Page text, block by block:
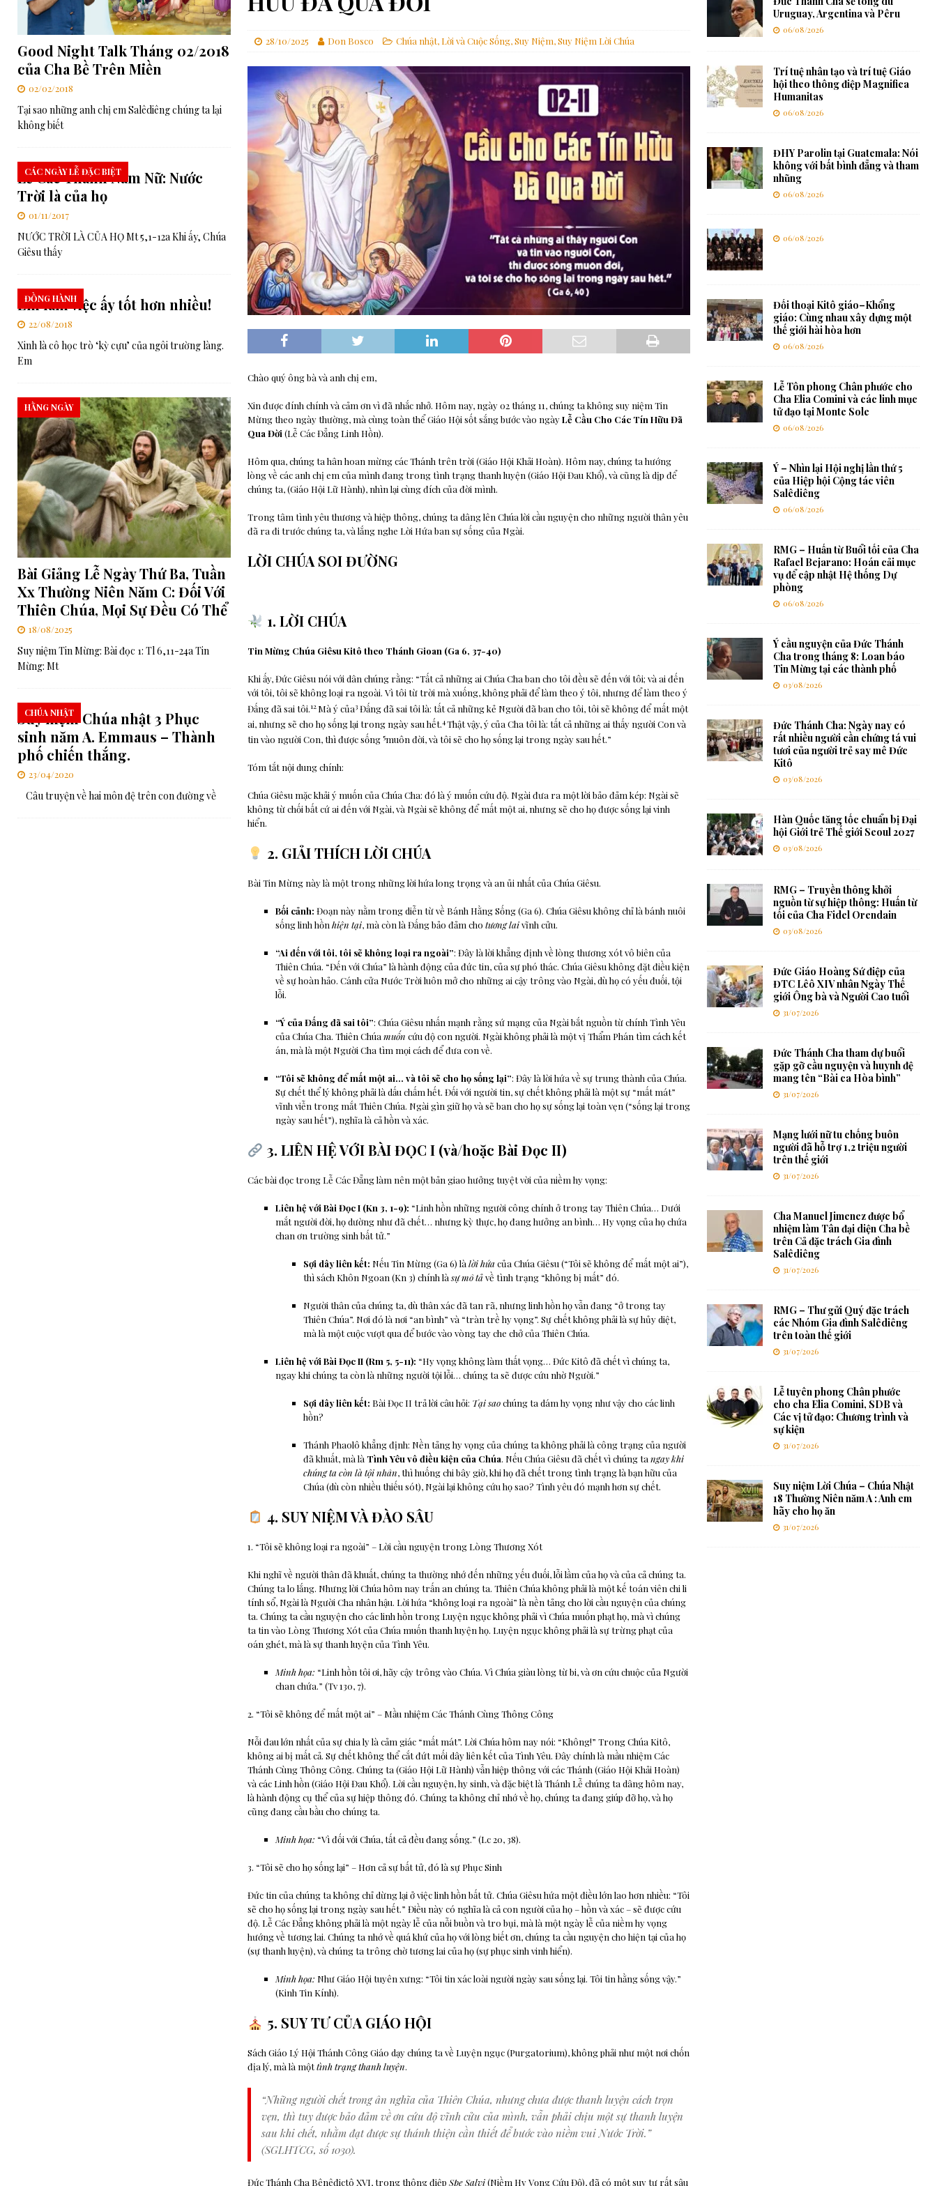
[ 06/08/2026 ] RMG – Huấn từ Buổi tối của Cha Rafael Bejarano: Hoán cải mục vụ để cập nhật Hệ thống Dự phòng
Ý cầu nguyện của Đức Thánh Cha trong tháng 8: Loan báo Tin Mừng tại các thành phố GIÁO HỘI
[ 06/08/2026 ] Đức Thánh Cha: Truyền thông phải phục vụ công ích của gia đình nhân loại ĐỨC GIÁO HOÀNG
28/10/2025 Don Bosco Chúa nhật, Lời và Cuộc Sống,Suy Niệm,Suy Niệm Lời Chúa
Chào quý ông bà và anh chị em,
Xin được đính chính và cảm ơn vì đã nhắc nhở. Hôm nay, ngày 02 tháng 11, chúng ta không suy niệm Tin
Mừng theo ngày thường, mà cùng toàn thể Giáo Hội sốt sắng bước vào ngàyLễ Cầu Cho Các Tín Hữu Đã
Qua Đời (Lễ Các Đẳng Linh Hồn).
Hôm qua, chúng ta hân hoan mừng các Thánh trên trời (Giáo Hội Khải Hoàn). Hôm nay, chúng ta hướng
lòng về các anh chị em của mình đang trong tình trạng thanh luyện (Giáo Hội Đau Khổ), và cũng là dịp để
chúng ta, (Giáo Hội Lữ Hành), nhìn lại cùng đích của đời mình.
Trong tâm tình yêu thương và hiệp thông, chúng ta dâng lên Chúa lời cầu nguyện cho những người thân yêu
đã ra đi trước chúng ta, và lắng nghe Lời Hứa ban sự sống của Ngài.
LỜI CHÚA SOI ĐƯỜNG
1. LỜI CHÚA
Tin Mừng Chúa Giêsu Kitô theo Thánh Gioan (Ga 6, 37-40)
Khi ấy, Đức Giêsu nói với dân chúng rằng: “Tất cả những ai Chúa Cha ban cho tôi đều sẽ đến với tôi; và ai đến
với tôi, tôi sẽ không loại ra ngoài. Vì tôi từtrời mà xuống, không phải để làm theo ý tôi, nhưng để làm theo ý
Đấng đã sai tôi.12 Mà ý của3Đấng đã sai tôi là: tất cả những kẻ Người đã ban cho tôi, tôi sẽ không để mất một
ai, nhưng sẽ cho họ sống lại trong ngày sau hết.4 Thật vậy, ý của Cha tôi là: tất cả những ai thấy người Con và
tin vào người Con, thì được sống 5muôn đời, và tôi sẽ cho họ sống lại trong ngày sau hết.”
Tóm tắt nội dung chính:
Chúa Giêsu mặc khải ý muốn của Chúa Cha: đó là ý muốn cứu độ. Ngài đưa ra một lời bảo đảm kép: Ngài sẽ
không từ chối bất cứ ai đến với Ngài, và Ngài sẽ không để mất một ai, nhưng sẽ cho họ được sống lại vinh
hiển.
2. GIẢI THÍCH LỜI CHÚA
Bài Tin Mừng này là một trong những lời hứa long trọng và an ủi nhất của Chúa Giêsu.
Bối cảnh: Đoạn này nằm trong diễn từ về Bánh Hằng Sống (Ga 6). Chúa Giêsu không chỉ là bánh nuôi
sống linh hồn hiện tại, mà còn là Đấng bảo đảm cho tương laivĩnh cửu.
“Ai đến với tôi, tôi sẽ không loại ra ngoài”: Đây là lời khẳng định về lòng thương xót vô biên của
Thiên Chúa. “Đến với Chúa” là hành động của đức tin, của sự phó thác. Chúa Giêsu không đặt điều kiện
về sự hoàn hảo. Cánh cửa Nước Trời luôn mở cho những ai cậy trông vào Ngài, dù họ có yếu đuối, tội
lỗi.
“Ý của Đấng đã sai tôi”: Chúa Giêsu nhấn mạnh rằng sứ mạng của Ngài bắt nguồn từ chính Tình Yêu
của Chúa Cha. Thiên Chúa muốn cứu độ con người. Ngài không phải là một vị Thẩm Phán tìm cách kết
án, mà là một Người Cha tìm mọi cách để đưa con về.
“Tôi sẽ không để mất một ai… và tôi sẽ cho họ sống lại”: Đây là lời hứa về sự trung thành của Chúa.
Sự chết thể lý không phải là dấu chấm hết. Đối với người tin, sự chết không phải là một sự “mất mát”
vĩnh viễn trong mắt Thiên Chúa. Ngài gìn giữ họ và sẽ ban cho họ sự sống lại toàn vẹn (“sống lại trong
ngày sau hết”), nghĩa là cả hồn và xác.
3. LIÊN HỆ VỚI BÀI ĐỌC I (và/hoặc Bài Đọc II)
Các bài đọc trong Lễ Các Đẳng làm nên một bản giao hưởng tuyệt vời của niềm hy vọng:
Liên hệ với Bài Đọc I (Kn 3, 1-9): “Linh hồn những người công chính ở trong tay Thiên Chúa… Dưới
mắt người đời, họ dường như đã chết… nhưng kỳ thực, họ đang hưởng an bình… Hy vọng của họ chứa
chan ơn trường sinh bất tử.”
Sợi dây liên kết: Nếu Tin Mừng (Ga 6) là lời hứa của Chúa Giêsu (“Tôi sẽ không để mất một ai”),
thì sách Khôn Ngoan (Kn 3) chính làsự mô tảvề tình trạng “không bị mất” đó.
Người thân của chúng ta, dù thân xác đã tan rã, nhưng linh hồn họ vẫn đang “ở trong tay
Thiên Chúa”. Nơi đó là nơi “an bình” và “tràn trề hy vọng”. Sự chết không phải là sự hủy diệt,
mà là một cuộc vượt qua để bước vào vòng tay che chở của Thiên Chúa.
Liên hệ với Bài Đọc II (Rm 5, 5-11): “Hy vọng không làm thất vọng… Đức Kitô đã chết vì chúng ta,
ngay khi chúng ta còn là những người tội lỗi… chúng ta sẽ được cứu nhờ Người.”
Sợi dây liên kết: Bài Đọc II trả lời câu hỏi: Tại saochúng ta dám hy vọng như vậy cho các linh
hồn?
Thánh Phaolô khẳng định: Nền tảng hy vọng của chúng ta không phải là công trạng của người
đã khuất, mà là Tình Yêu vô điều kiện của Chúa. Nếu Chúa Giêsu đã chết vì chúng ta ngay khi
chúng ta còn là tội nhân, thì huống chi bây giờ, khi họ đã chết trong tình trạng là bạn hữu của
Chúa (dù còn nhiều thiếu sót), Ngài lại không cứu họ sao? Tình yêu đó mạnh hơn sự chết.
4. SUY NIỆM VÀ ĐÀO SÂU
1. “Tôi sẽ không loại ra ngoài” – Lời cầu nguyện trong Lòng Thương Xót
Khi nghĩ về người thân đã khuất, chúng ta thường nhớ đến những yếu đuối, lỗi lầm của họ và của cả chúng ta.
Chúng ta lo lắng. Nhưng lời Chúa hôm nay trấn an chúng ta. Thiên Chúa không phải là một kế toán viên chi li
tính sổ, Ngài là Người Cha nhân hậu. Lời hứa “không loại ra ngoài” là nền tảng cho lời cầu nguyện của chúng
ta. Chúng ta cầu nguyện cho các linh hồn trong Luyện ngục không phải vì Chúa muốn phạt họ, mà vì chúng
ta tin vào Lòng Thương Xót của Chúa muốn thanh luyện họ. Luyện ngục không phải là sự trừng phạt của
oán ghét, mà là sự thanh luyện của Tình Yêu.
Minh họa: “Linh hồn tôi ơi, hãy cậy trông vào Chúa. Vì Chúa giàu lòng từ bi, và ơn cứu chuộc của Người
chan chứa.” (Tv 130, 7).
2. “Tôi sẽ không để mất một ai” – Mầu nhiệm Các Thánh Cùng Thông Công
Nỗi đau lớn nhất của sự chia ly là cảm giác “mất mát”. Lời Chúa hôm nay nói: “Không!” Trong Chúa Kitô,
không ai bị mất cả. Sự chết không thể cắt đứt mối dây liên kết của Tình Yêu. Đây chính là mầu nhiệm Các
Thánh Cùng Thông Công. Chúng ta (Giáo Hội Lữ Hành) vẫn hiệp thông với các Thánh (Giáo Hội Khải Hoàn)
và các Linh hồn (Giáo Hội Đau Khổ). Lời cầu nguyện, hy sinh, và đặc biệt là Thánh Lễ chúng ta dâng hôm nay,
là hành động cụ thể của sự hiệp thông đó. Chúng ta không chỉ nhớ về họ, chúng ta đang giúp đỡ họ, và họ
cũng đang cầu bầu cho chúng ta.
Minh họa: “Vì đối với Chúa, tất cả đều đang sống.” (Lc 20, 38).
3. “Tôi sẽ cho họ sống lại” – Hơn cả sự bất tử, đó là sự Phục Sinh
Đức tin của chúng ta không chỉ dừng lại ở việc linh hồn bất tử. Chúa Giêsu hứa một điều lớn lao hơn nhiều: “Tôi
sẽ cho họ sống lại trong ngày sau hết.” Điều này có nghĩa là cả con người của họ – hồn và xác – sẽ được cứu
độ. Lễ Các Đẳng không phải là một ngày lễ của nỗi buồn và tro bụi, mà là một ngày lễ của niềm hy vọng
hướng về tương lai. Chúng ta nhớ về quá khứ của họ với lòng biết ơn, chúng ta cầu nguyện cho hiện tại của họ
(sự thanh luyện), và chúng ta trông chờ tương lai của họ (sự phục sinh vinh hiển).
Minh họa: Như Giáo Hội tuyên xưng: “Tôi tin xác loài người ngày sau sống lại. Tôi tin hằng sống vậy.”
(Kinh Tin Kính).
5. SUY TƯ CỦA GIÁO HỘI
Sách Giáo Lý Hội Thánh Công Giáo dạy chúng ta về Luyện ngục (Purgatorium), không phải như một nơi chốn
địa lý, mà là mộttình trạng thanh luyện.
“Những người chết trong ân nghĩa của Thiên Chúa, nhưng chưa được thanh luyện cách trọn
vẹn, thì tuy được bảo đảm về ơn cứu độ vĩnh cửu của mình, vẫn phải chịu một sự thanh luyện
sau khi chết, nhằm đạt được sự thánh thiện cần thiết để bước vào niềm vui Nước Trời.”
(SGLHTCG, số 1030).
Đức Thánh Cha Bênêđictô XVI, trong thông điệp Spe Salvi(Niềm Hy Vọng Cứu Độ), đã có một suy tư rất sâu
Good Night Talk Tháng 02/2018
của Cha Bề Trên Miền
02/02/2018
Tại sao những anh chị em Salêdiêng chúng ta lại
không biết
Lễ Các Thánh Nam Nữ: Nước
Trời là của họ
CÁC NGÀY LỄ ĐẶC BIỆT
01/11/2017
NƯỚC TRỜI LÀ CỦA HỌ Mt 5,1-12a Khi ấy, Chúa
Giêsu thấy
Em làm việc ấy tốt hơn nhiều!
ĐỒNG HÀNH
22/08/2018
Xinh là cô học trò ‘kỳ cựu’ của ngôi trường làng.
Em
Bài Giảng Lễ Ngày Thứ Ba, Tuần
Xx Thường Niên Năm C: Đối Với
Thiên Chúa, Mọi Sự Đều Có Thể
HẰNG NGÀY
18/08/2025
Suy niệm Tin Mừng: Bài đọc 1: Tl 6,11-24a Tin
Mừng: Mt
Suy niệm Chúa nhật 3 Phục
sinh năm A. Emmaus – Thành
phố chiến thắng.
CHÚA NHẬT
23/04/2020
Câu truyện về hai môn đệ trên con đường về
Uruguay, Argentina và Pêru
06/08/2026
Trí tuệ nhân tạo và trí tuệ Giáo
hội theo thông điệp Magnifica
Humanitas
06/08/2026
ĐHY Parolin tại Guatemala: Nói
không với bất bình đẳng và tham
nhũng
06/08/2026
06/08/2026
Đối thoại Kitô giáo–Khổng
giáo: Cùng nhau xây dựng một
thế giới hài hòa hơn
06/08/2026
Lễ Tôn phong Chân phước cho
Cha Elia Comini và các linh mục
tử đạo tại Monte Sole
06/08/2026
Ý – Nhìn lại Hội nghị lần thứ 5
của Hiệp hội Cộng tác viên
Salêdiêng
06/08/2026
RMG – Huấn từ Buổi tối của Cha
Rafael Bejarano: Hoán cải mục
vụ để cập nhật Hệ thống Dự
phòng
06/08/2026
Ý cầu nguyện của Đức Thánh
Cha trong tháng 8: Loan báo
Tin Mừng tại các thành phố
03/08/2026
Đức Thánh Cha: Ngày nay có
rất nhiều người cần chứng tá vui
tươi của người trẻ say mê Đức
Kitô
03/08/2026
Hàn Quốc tăng tốc chuẩn bị Đại
hội Giới trẻ Thế giới Seoul 2027
03/08/2026
RMG – Truyền thông khởi
nguồn từ sự hiệp thông: Huấn từ
tối của Cha Fidel Orendain
03/08/2026
Đức Giáo Hoàng Sứ điệp của
ĐTC Lêô XIV nhân Ngày Thế
giới Ông bà và Người Cao tuổi
31/07/2026
Đức Thánh Cha tham dự buổi
gặp gỡ cầu nguyện và huynh đệ
mang tên “Bài ca Hòa bình”
31/07/2026
Mạng lưới nữ tu chống buôn
người đã hỗ trợ 1,2 triệu người
trên thế giới
31/07/2026
Cha Manuel Jimenez được bổ
nhiệm làm Tân đại diện Cha bề
trên Cả đặc trách Gia đình
Salêdiêng
31/07/2026
RMG – Thư gửi Quý đặc trách
các Nhóm Gia đình Salêdiêng
trên toàn thế giới
31/07/2026
Lễ tuyên phong Chân phước
cho cha Elia Comini, SDB và
Các vị tử đạo: Chương trình và
sự kiện
31/07/2026
Suy niệm Lời Chúa – Chúa Nhật
18 Thường Niên năm A : Anh em
hãy cho họ ăn
31/07/2026